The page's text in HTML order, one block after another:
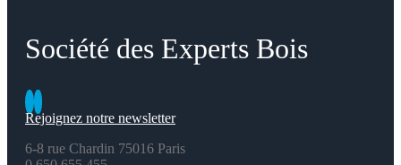
Société des Experts Bois
Rejoignez notre newsletter
6-8 rue Chardin 75016 Paris